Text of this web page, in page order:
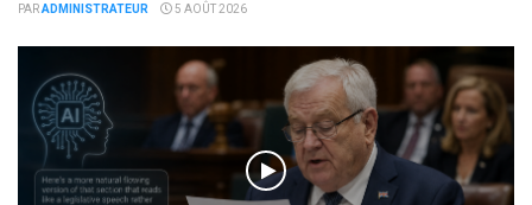
PARADMINISTRATEUR 5 AOÛT 2026